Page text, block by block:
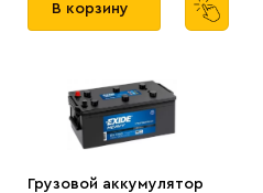
В корзину
Грузовой аккумулятор